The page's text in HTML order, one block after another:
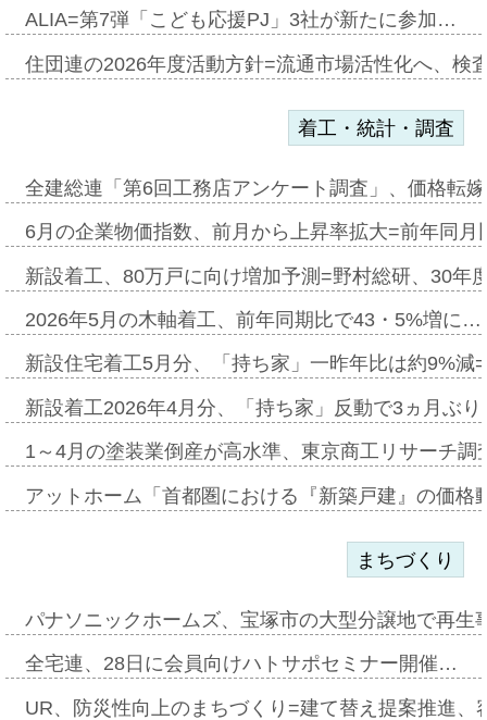
ALIA=第7弾「こども応援PJ」3社が新たに参加…
住団連の2026年度活動方針=流通市場活性化へ、検
着工・統計・調査
全建総連「第6回工務店アンケート調査」、価格転
6月の企業物価指数、前月から上昇率拡大=前年同
新設着工、80万戸に向け増加予測=野村総研、30年
2026年5月の木軸着工、前年同期比で43・5%増に…
新設住宅着工5月分、「持ち家」一昨年比は約9%
新設着工2026年4月分、「持ち家」反動で3ヵ月ぶ
1～4月の塗装業倒産が高水準、東京商工リサーチ
アットホーム「首都圏における『新築戸建』の価
まちづくり
パナソニックホームズ、宝塚市の大型分譲地で再
全宅連、28日に会員向けハトサポセミナー開催…
UR、防災性向上のまちづくり=建て替え提案推進